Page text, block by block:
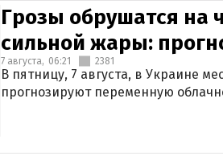
Грозы обрушатся на
сильной жары:
7 августа, 06:21 2381
В пятницу, 7 августа, в Украине
прогнозируют переменную